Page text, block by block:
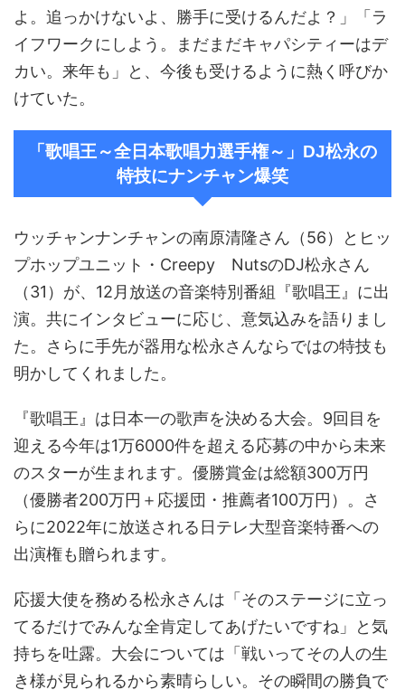
よ。追っかけないよ、勝手に受けるんだよ？」「ラ
イフワークにしよう。まだまだキャパシティーはデ
カい。来年も」と、今後も受けるように熱く呼びか
けていた。
「歌唱王～全日本歌唱力選手権～」DJ松永の
特技にナンチャン爆笑
ウッチャンナンチャンの南原清隆さん（56）とヒッ
プホップユニット・Creepy NutsのDJ松永さん
（31）が、12月放送の音楽特別番組『歌唱王』に出
演。共にインタビューに応じ、意気込みを語りまし
た。さらに手先が器用な松永さんならではの特技も
明かしてくれました。
『歌唱王』は日本一の歌声を決める大会。9回目を
迎える今年は1万6000件を超える応募の中から未来
のスターが生まれます。優勝賞金は総額300万円
（優勝者200万円＋応援団・推薦者100万円）。さ
らに2022年に放送される日テレ大型音楽特番への
出演権も贈られます。
応援大使を務める松永さんは「そのステージに立っ
てるだけでみんな全肯定してあげたいですね」と気
持ちを吐露。大会については「戦いってその人の生
き様が見られるから素晴らしい。その瞬間の勝負で